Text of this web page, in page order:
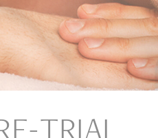
TRIAL
アンチエイ